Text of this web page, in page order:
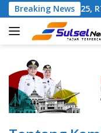
Skip
to
content
Breaking News
Sampah Sejak 2025,